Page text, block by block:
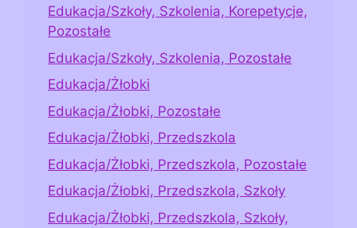
Edukacja/Szkoły, Szkolenia, Korepetycje,
Pozostałe
Edukacja/Szkoły, Szkolenia, Pozostałe
Edukacja/Żłobki
Edukacja/Żłobki, Pozostałe
Edukacja/Żłobki, Przedszkola
Edukacja/Żłobki, Przedszkola, Pozostałe
Edukacja/Żłobki, Przedszkola, Szkoły
Edukacja/Żłobki, Przedszkola, Szkoły,